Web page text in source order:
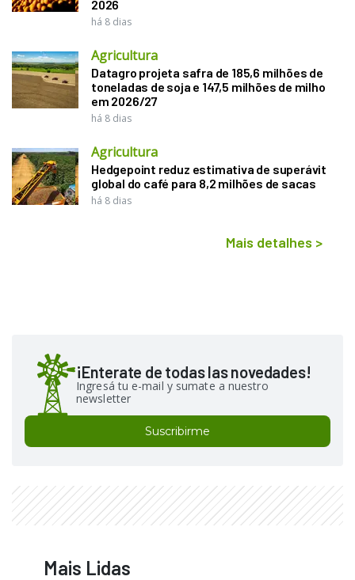
2026
há 8 dias
Agricultura
Datagro projeta safra de 185,6 milhões de
toneladas de soja e 147,5 milhões de milho
em 2026/27
há 8 dias
Agricultura
Hedgepoint reduz estimativa de superávit
global do café para 8,2 milhões de sacas
há 8 dias
Mais detalhes >
¡Enterate de todas las novedades!
Ingresá tu e-mail y sumate a nuestro
newsletter
Suscribirme
Mais Lidas